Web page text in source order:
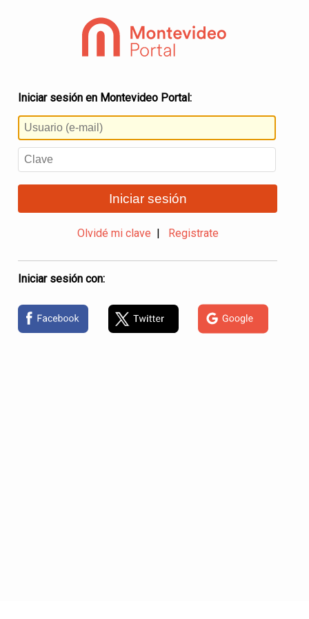
Iniciar sesión en Montevideo Portal:
Iniciar sesión
Olvidé mi clave Registrate
Iniciar sesión con: